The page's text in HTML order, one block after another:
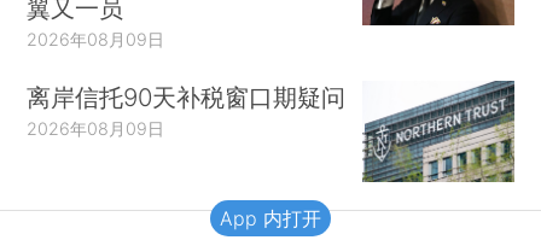
翼又一员
2026年08月09日
离岸信托90天补税窗口期疑问
2026年08月09日
App 内打开